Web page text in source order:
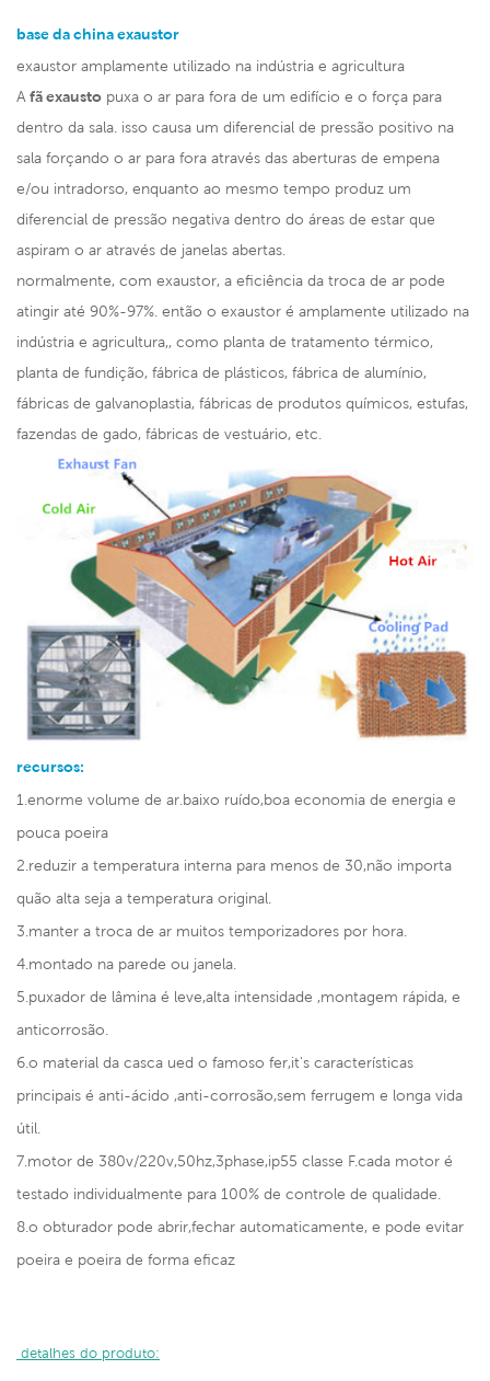
base da china exaustor
exaustor amplamente utilizado na indústria e agricultura
Afã exausto puxa o ar para fora de um edifício e o força para
dentro da sala. isso causa um diferencial de pressão positivo na
sala forçando o ar para fora através das aberturas de empena
e/ou intradorso, enquanto ao mesmo tempo produz um
diferencial de pressão negativa dentro do áreas de estar que
aspiram o ar através de janelas abertas.
normalmente, com exaustor, a eficiência da troca de ar pode
atingir até 90%-97%. então o exaustor é amplamente utilizado na
indústria e agricultura,, como planta de tratamento térmico,
planta de fundição, fábrica de plásticos, fábrica de alumínio,
fábricas de galvanoplastia, fábricas de produtos químicos, estufas,
fazendas de gado, fábricas de vestuário, etc.
recursos:
1.enorme volume de ar.baixo ruído,boa economia de energia e
pouca poeira
2.reduzir a temperatura interna para menos de 30,não importa
quão alta seja a temperatura original.
3.manter a troca de ar muitos temporizadores por hora.
4.montado na parede ou janela.
5.puxador de lâmina é leve,alta intensidade ,montagem rápida, e
anticorrosão.
6.o material da casca ued o famoso fer,it's características
principais é anti-ácido ,anti-corrosão,sem ferrugem e longa vida
útil.
7.motor de 380v/220v,50hz,3phase,ip55 classe F.cada motor é
testado individualmente para 100% de controle de qualidade.
8.o obturador pode abrir,fechar automaticamente, e pode evitar
poeira e poeira de forma eficaz
detalhes do produto: